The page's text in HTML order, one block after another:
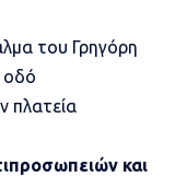
του Γρηγόρη
οδό
πλατεία
και